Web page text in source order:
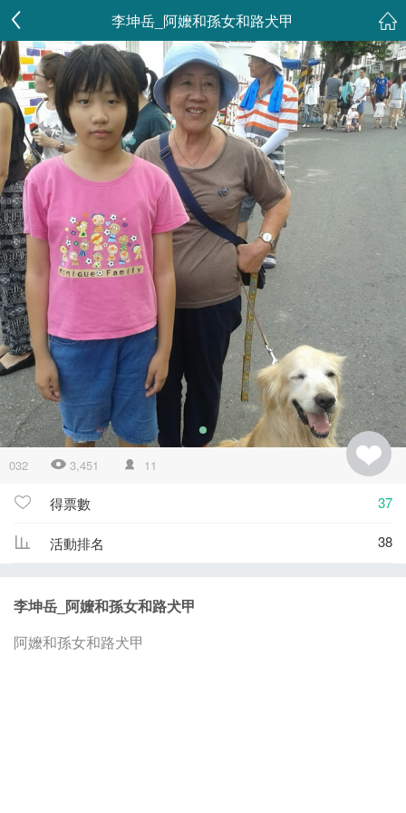
李坤岳_阿嬤和孫女和路犬甲
032 3,451 11
得票數 37
活動排名 38
李坤岳_阿嬤和孫女和路犬甲
阿嬤和孫女和路犬甲